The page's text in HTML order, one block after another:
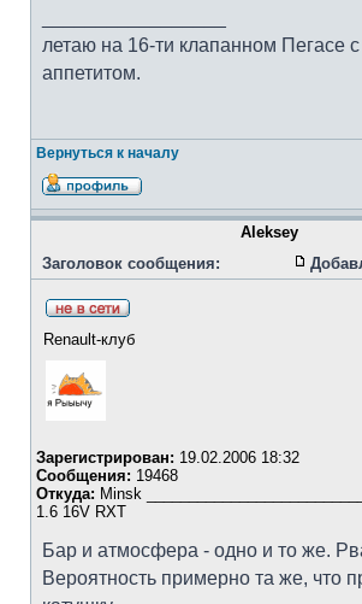
летаю на 16-ти клапанном Пегасе
аппетитом.
Вернуться к началу
Aleksey
Заголовок сообщения:
Renault-клуб
Зарегистрирован: 19.02.2006 18:32
Сообщения: 19468
Откуда: Minsk
1.6 16V RXT
Бар и атмосфера - одно и то же.
Вероятность примерно та же, что